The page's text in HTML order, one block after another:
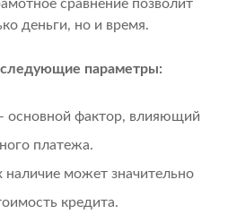
сравнение позволит
деньги, но и время.
параметры:
основной фактор, влияющий
платежа.
наличие может значительно
кредита.